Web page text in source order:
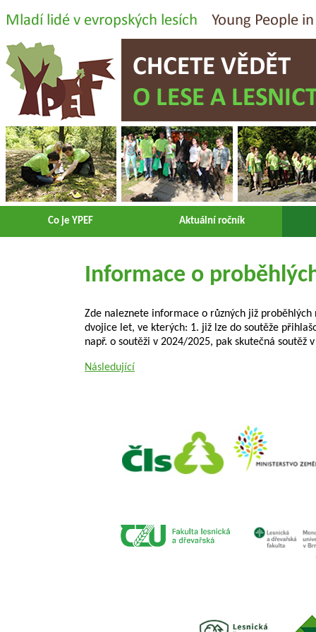
Co je YPEF Aktuální ročník
Informace o
Zde naleznete informace o různých již
dvojice let, ve kterých: 1. již lze do soutěže
např. o soutěži v 2024/2025, pak skutečná
Následující